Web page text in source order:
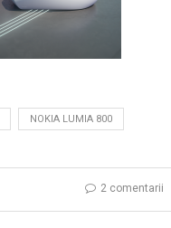
NOKIA LUMIA 800
2 comentarii